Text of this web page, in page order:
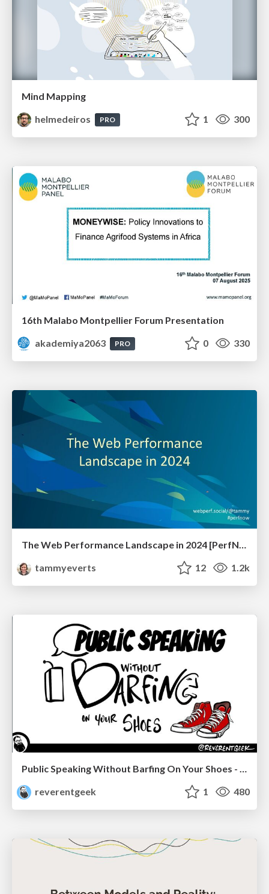
Mind Mapping
helmedeiros
PRO 1 300
16th Malabo Montpellier Forum Presentation
akademiya2063
PRO 0 330
tammyeverts
12 1.2k
Public Speaking Without Barfing On Your Shoes - THAT 2023
reverentgeek
1 480